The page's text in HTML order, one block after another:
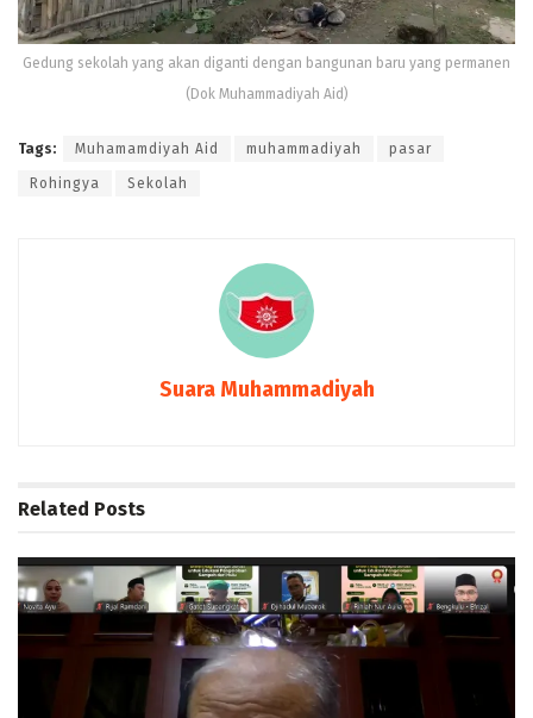
Gedung sekolah yang akan diganti dengan bangunan baru yang permanen
(Dok Muhammadiyah Aid)
Tags: Muhamamdiyah Aid muhammadiyah pasar
Rohingya Sekolah
Suara Muhammadiyah
Related Posts